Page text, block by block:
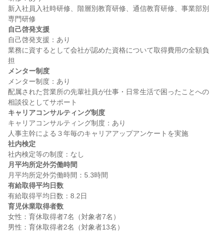
新入社員入社時研修、階層別教育研修、通信教育研修、事業部別
自己啓発支援
自己啓発支援：あり
業務に資するとして会社が認めた資格について取得費用の全額負
メンター制度
メンター制度：あり
配属された営業所の先輩社員が仕事・日常生活で困ったことへの
キャリアコンサルティング制度
キャリアコンサルティング制度：あり
社内検定
月平均所定外労働時間
有給取得平均日数
育児休業取得者数
女性：育休取得者7名（対象者7名）